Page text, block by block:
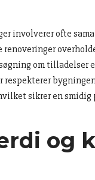
involverer ofte
om tilladelser
respekterer
sikrer en
og